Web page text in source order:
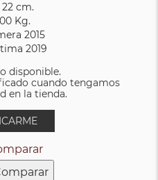
22 cm.
Kg.
2015
2019
disponible.
cuando tengamos
en la tienda.